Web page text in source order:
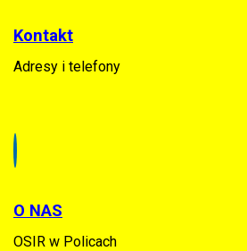
Kontakt
Adresy i telefony
O NAS
OSIR w Policach